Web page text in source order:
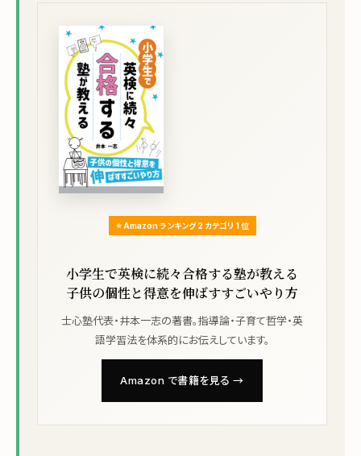
⭐ Amazon ランキング 2 カテゴリ 1 位
小学生で英検に続々合格する塾が教える
子供の個性と得意を伸ばすすごいやり方
士心塾代表・井本一志の著書。指導論・子育て哲学・英
語学習法を体系的にお伝えしています。
Amazon で書籍を見る →